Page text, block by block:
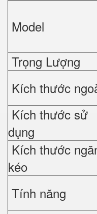
Model
Trọng Lượng
Kích thước
Kích thước sử
dụng
Kích thước
kéo
Tính năng